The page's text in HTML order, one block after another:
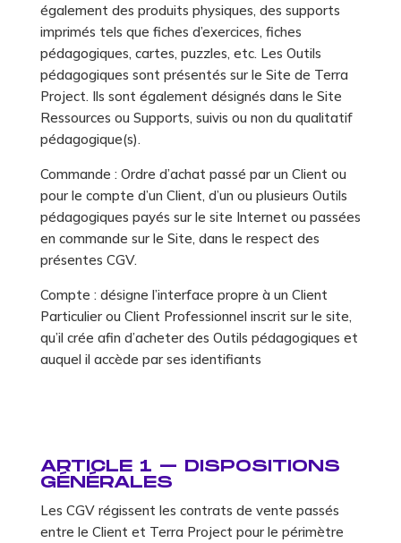
également des produits physiques, des supports
imprimés tels que fiches d’exercices, fiches
pédagogiques, cartes, puzzles, etc. Les Outils
pédagogiques sont présentés sur le Site de Terra
Project. Ils sont également désignés dans le Site
Ressources ou Supports, suivis ou non du qualitatif
pédagogique(s).
Commande : Ordre d’achat passé par un Client ou
pour le compte d’un Client, d’un ou plusieurs Outils
pédagogiques payés sur le site Internet ou passées
en commande sur le Site, dans le respect des
présentes CGV.
Compte : désigne l’interface propre à un Client
Particulier ou Client Professionnel inscrit sur le site,
qu’il crée afin d’acheter des Outils pédagogiques et
auquel il accède par ses identifiants
ARTICLE 1 – DISPOSITIONS
GÉNÉRALES
Les CGV régissent les contrats de vente passés
entre le Client et Terra Project pour le périmètre